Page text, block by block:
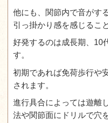
他にも、関節内で音がす
引っ掛かり感を感じるこ
好発するのは成長期、10
す。
初期であれば免荷歩行や
されます。
進行具合によっては遊離
法や関節面にドリルで穴